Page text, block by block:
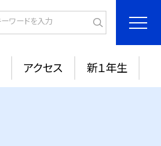
アクセス 新１年生